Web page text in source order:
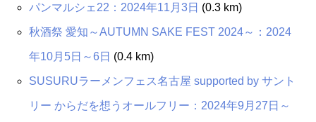
パンマルシェ22：2024年11月3日 (0.3 km)
秋酒祭 愛知～AUTUMN SAKE FEST 2024～：2024
年10月5日～6日 (0.4 km)
SUSURUラーメンフェス名古屋 supported by サント
リー からだを想うオールフリー：2024年9月27日～